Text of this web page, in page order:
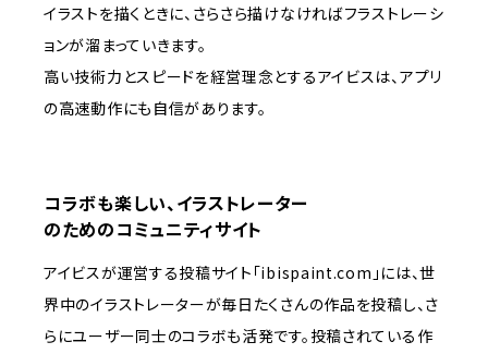
イラストを描くときに、さらさら描けなければフラストレーシ
ョンが溜まっていきます。
高い技術力とスピードを経営理念とするアイビスは、アプリ
の高速動作にも自信があります。
コラボも楽しい、イラストレーター
のためのコミュニティサイト
アイビスが運営する投稿サイト「ibispaint.com」には、世
界中のイラストレーターが毎日たくさんの作品を投稿し、さ
らにユーザー同士のコラボも活発です。投稿されている作